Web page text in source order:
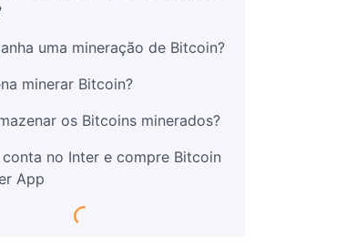
uma mineração de Bitcoin?
minerar Bitcoin?
os Bitcoins minerados?
no Inter e compre Bitcoin
App